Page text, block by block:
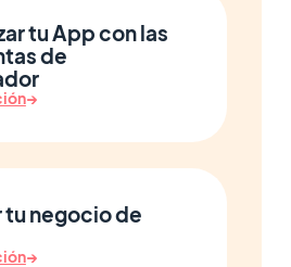
tu App con las
de
→
tu negocio de
→